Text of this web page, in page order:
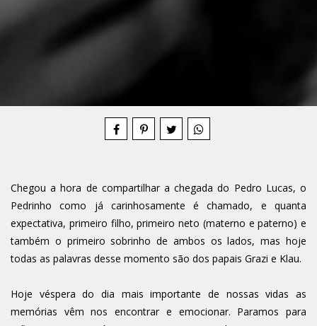
Chegou a hora de compartilhar a chegada do Pedro Lucas, o
Pedrinho como já carinhosamente é chamado, e quanta
expectativa, primeiro filho, primeiro neto (materno e paterno) e
também o primeiro sobrinho de ambos os lados, mas hoje
todas as palavras desse momento são dos papais Grazi e Klau.
Hoje véspera do dia mais importante de nossas vidas as
memórias vêm nos encontrar e emocionar. Paramos para